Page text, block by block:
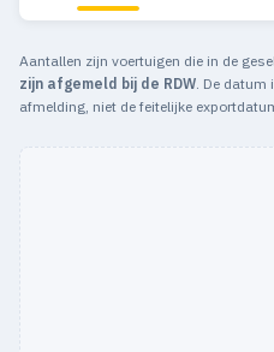
Aantallen zijn voertuigen die in de
zijn afgemeld bij de RDW. De datum
afmelding, niet de feitelijke